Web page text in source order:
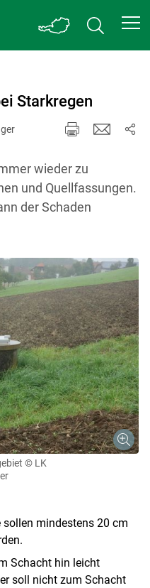
Starkregen
wieder zu
und Quellfassungen.
der Schaden
© LK
sollen mindestens 20 cm
Schacht hin leicht
soll nicht zum Schacht